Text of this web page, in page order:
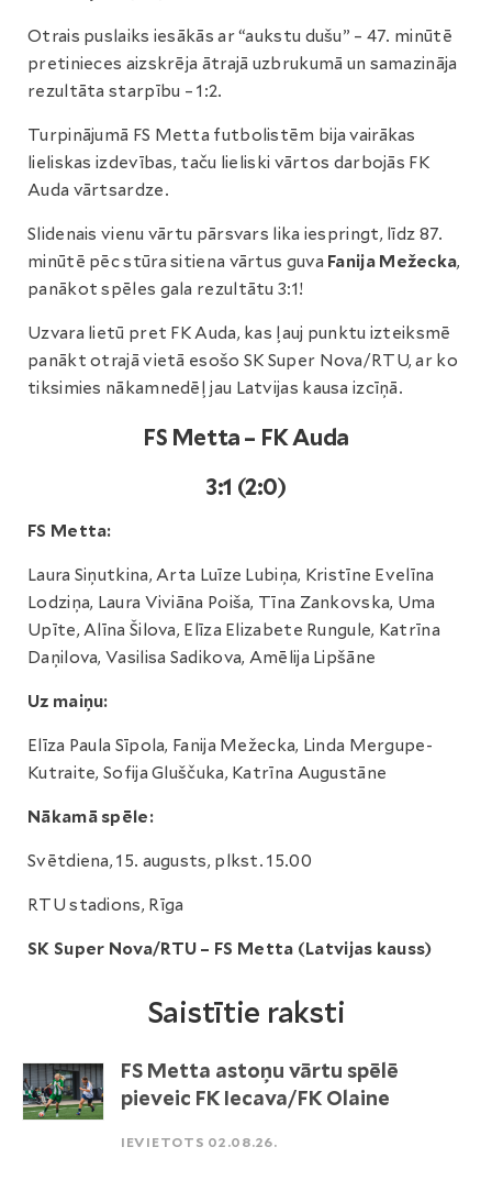
Otrais puslaiks iesākās ar “aukstu dušu” – 47. minūtē
pretinieces aizskrēja ātrajā uzbrukumā un samazināja
rezultāta starpību – 1:2.
Turpinājumā FS Metta futbolistēm bija vairākas
lieliskas izdevības, taču lieliski vārtos darbojās FK
Auda vārtsardze.
Slidenais vienu vārtu pārsvars lika iespringt, līdz 87.
minūtē pēc stūra sitiena vārtus guva Fanija Mežecka,
panākot spēles gala rezultātu 3:1!
Uzvara lietū pret FK Auda, kas ļauj punktu izteiksmē
panākt otrajā vietā esošo SK Super Nova/RTU, ar ko
tiksimies nākamnedēļ jau Latvijas kausa izcīņā.
FS Metta – FK Auda
3:1 (2:0)
FS Metta:
Laura Siņutkina, Arta Luīze Lubiņa, Kristīne Evelīna
Lodziņa, Laura Viviāna Poiša, Tīna Zankovska, Uma
Upīte, Alīna Šilova, Elīza Elizabete Rungule, Katrīna
Daņilova, Vasilisa Sadikova, Amēlija Lipšāne
Uz maiņu:
Elīza Paula Sīpola, Fanija Mežecka, Linda Mergupe-
Kutraite, Sofija Gluščuka, Katrīna Augustāne
Nākamā spēle:
Svētdiena, 15. augusts, plkst. 15.00
RTU stadions, Rīga
SK Super Nova/RTU – FS Metta (Latvijas kauss)
Saistītie raksti
FS Metta astoņu vārtu spēlē
pieveic FK Iecava/FK Olaine
IEVIETOTS 02.08.26.